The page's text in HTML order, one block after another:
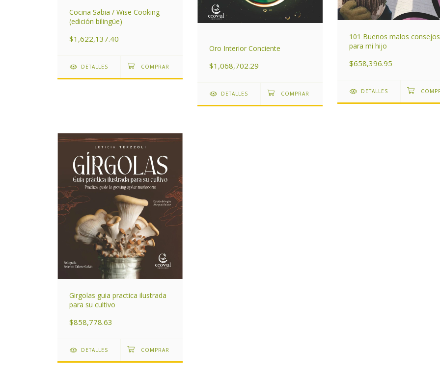
Cocina Sabia / Wise Cooking
(edición bilingüe)
$1,622,137.40
DETALLES
Oro Interior Conciente
$1,068,702.29
DETALLES
101 Buenos malos consejos
para mi hijo
$658,396.95
DETALLES
Girgolas guia practica ilustrada
para su cultivo
$858,778.63
DETALLES